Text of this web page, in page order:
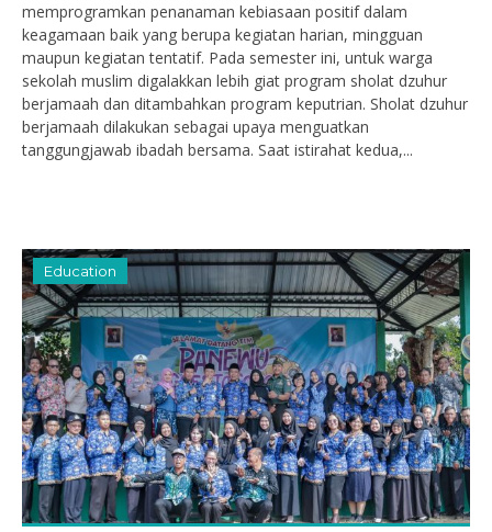
memprogramkan penanaman kebiasaan positif dalam
keagamaan baik yang berupa kegiatan harian, mingguan
maupun kegiatan tentatif. Pada semester ini, untuk warga
sekolah muslim digalakkan lebih giat program sholat dzuhur
berjamaah dan ditambahkan program keputrian. Sholat dzuhur
berjamaah dilakukan sebagai upaya menguatkan
tanggungjawab ibadah bersama. Saat istirahat kedua,...
Education